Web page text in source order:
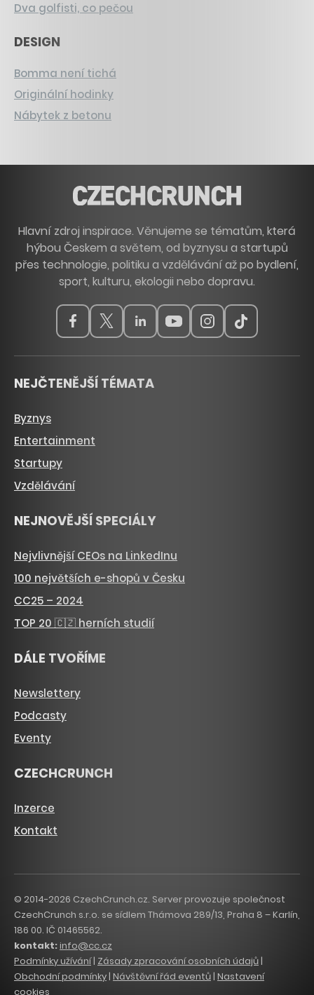
Dva golfisti, co pečou
DESIGN
Bomma není tichá
Originální hodinky
Nábytek z betonu
Hlavní zdroj inspirace. Věnujeme se tématům, která
hýbou Českem a světem, od byznysu a startupů
přes technologie, politiku a vzdělávání až po bydlení,
sport, kulturu, ekologii nebo dopravu.
NEJČTENĚJŠÍ TÉMATA
Byznys
Entertainment
Startupy
Vzdělávání
NEJNOVĚJŠÍ SPECIÁLY
Nejvlivnější CEOs na LinkedInu
100 největších e-shopů v Česku
CC25 – 2024
TOP 20 🇨🇿 herních studií
DÁLE TVOŘÍME
Newslettery
Podcasty
Eventy
CZECHCRUNCH
Inzerce
Kontakt
© 2014-2026 CzechCrunch.cz. Server provozuje společnost
CzechCrunch s.r.o. se sídlem Thámova 289/13, Praha 8 – Karlín,
186 00. IČ 01465562.
kontakt:info@cc.cz
Podmínky užívání| Zásady zpracování osobních údajů|
Obchodní podmínky| Návštěvní řád eventů | Nastavení
cookies